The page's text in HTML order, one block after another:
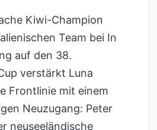
Kiwi-Champion
Team bei In
auf den 38.
verstärkt Luna
Frontlinie mit einem
Neuzugang: Peter
neuseeländische